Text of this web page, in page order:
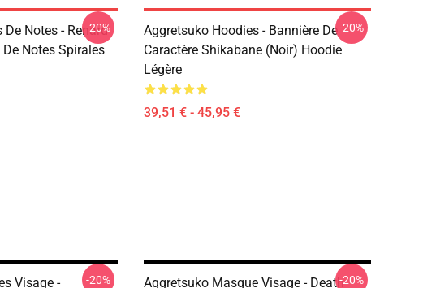
Notes - Renard
Notes Spirales
-20%
Aggretsuko Hoodies - Bannière De
Caractère Shikabane (noir) Hoodie
Légère
39,51 € - 45,95 €
-20%
Visage -
-20%
Aggretsuko Masque Visage - Death-20%